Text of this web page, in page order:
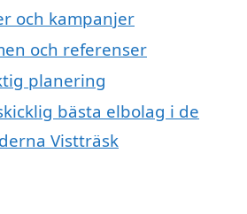
och kampanjer
och referenser
planering
bästa elbolag i de
Vistträsk